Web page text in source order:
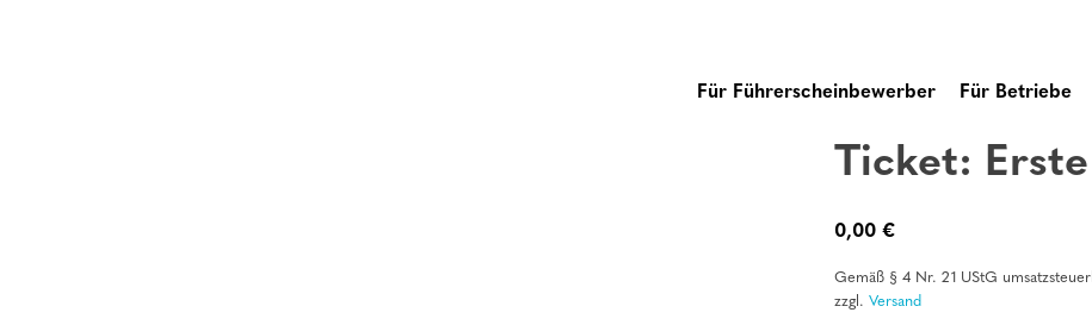
Für Führerscheinbewerber Für Betriebe
Ticket:
0,00 €
Gemäß § 4 Nr. 21 UStG
zzgl. Versand